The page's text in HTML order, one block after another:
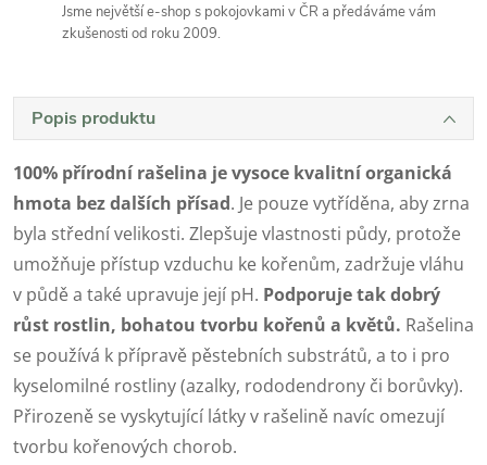
Jsme největší e-shop s pokojovkami v ČR a předáváme vám
zkušenosti od roku 2009.
Popis produktu
100% přírodní rašelina je vysoce kvalitní organická
hmota bez dalších přísad. Je pouze vytříděna, aby zrna
byla střední velikosti. Zlepšuje vlastnosti půdy, protože
umožňuje přístup vzduchu ke kořenům, zadržuje vláhu
v půdě a také upravuje její pH. Podporuje tak dobrý
růst rostlin, bohatou tvorbu kořenů a květů. Rašelina
se používá k přípravě pěstebních substrátů, a to i pro
kyselomilné rostliny (azalky, rododendrony či borůvky).
Přirozeně se vyskytující látky v rašelině navíc omezují
tvorbu kořenových chorob.